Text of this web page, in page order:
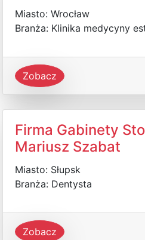
Miasto: Wrocław
Branża: Klinika medycyny
Zobacz
Firma Gabinety
Mariusz Szabat
Miasto: Słupsk
Branża: Dentysta
Zobacz